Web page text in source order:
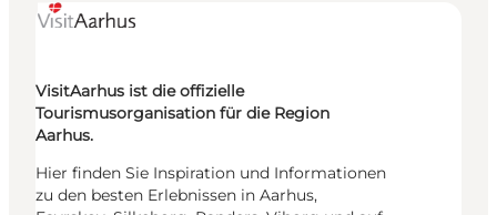
VisitAarhus ist die offizielle
Tourismusorganisation für die Region
Aarhus.
Hier finden Sie Inspiration und Informationen
zu den besten Erlebnissen in Aarhus,